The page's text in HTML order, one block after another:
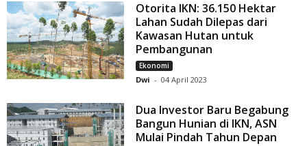
Otorita IKN: 36.150 Hektar
Lahan Sudah Dilepas dari
Kawasan Hutan untuk
Pembangunan
Ekonomi
Dwi - 04 April 2023
Dua Investor Baru Begabung
Bangun Hunian di IKN, ASN
Mulai Pindah Tahun Depan